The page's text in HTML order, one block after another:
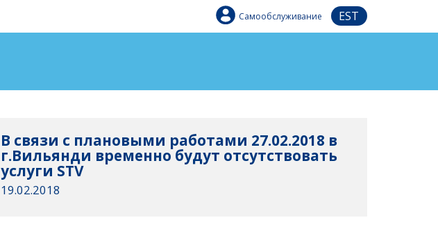
Самообслуживание EST
В связи с плановыми работами 27.02.2018 в
г.Вильянди временно будут отсутствовать
услуги STV
19.02.2018